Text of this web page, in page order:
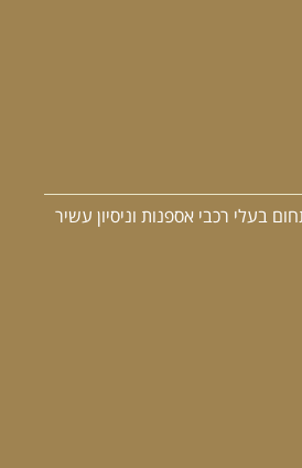
בעלי רכבי אספנות וניסיון עשיר